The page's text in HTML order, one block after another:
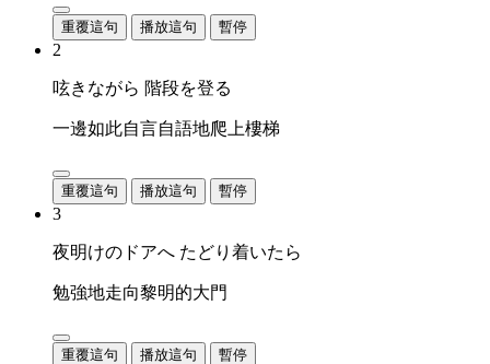
重覆這句 播放這句 暫停
2
呟きながら 階段を登る
一邊如此自言自語地爬上樓梯
重覆這句 播放這句 暫停
3
夜明けのドアへ たどり着いたら
勉強地走向黎明的大門
重覆這句 播放這句 暫停